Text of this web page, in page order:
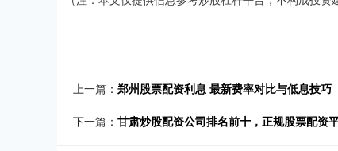
上一篇： 郑州股票配资利息 最新费率对比与低息技巧
下一篇： 甘肃炒股配资公司排名前十，正规股票配资